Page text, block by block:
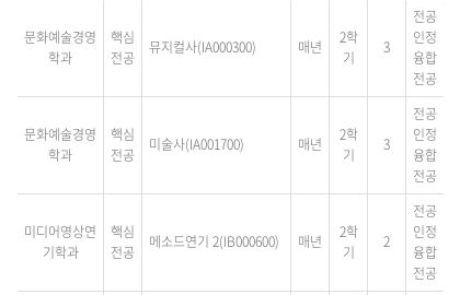
문화예술경영
학과
핵심
전공
뮤지컬사(IA000300) 매년
2학
기
3
전공
인정
융합
전공
문화예술경영
학과
핵심
전공
미술사(IA001700) 매년
2학
기
3
전공
인정
융합
전공
미디어영상연
기학과
핵심
전공
메소드연기 2(IB000600) 매년
2학
기
2
전공
인정
융합
전공